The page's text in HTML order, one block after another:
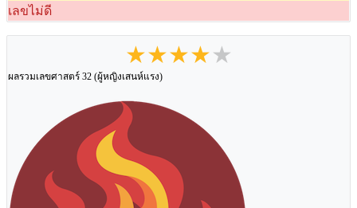
เลขไม่ดี
★★★★★
ผลรวมเลขศาสตร์ 32 (ผู้หญิงเสนห์แรง)